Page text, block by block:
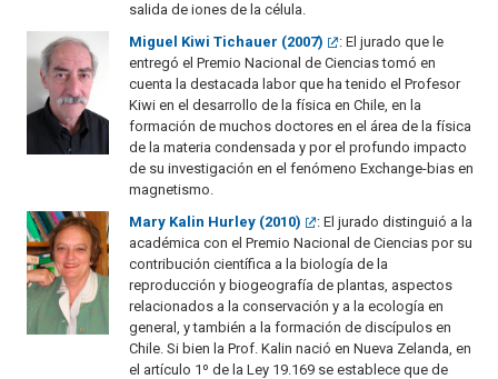
salida de iones de la célula.
Miguel Kiwi Tichauer (2007)
: El jurado que le
entregó el Premio Nacional de Ciencias tomó en
cuenta la destacada labor que ha tenido el Profesor
Kiwi en el desarrollo de la física en Chile, en la
formación de muchos doctores en el área de la física
de la materia condensada y por el profundo impacto
de su investigación en el fenómeno Exchange-bias en
magnetismo.
Mary Kalin Hurley (2010)
: El jurado distinguió a la
académica con el Premio Nacional de Ciencias por su
contribución científica a la biología de la
reproducción y biogeografía de plantas, aspectos
relacionados a la conservación y a la ecología en
general, y también a la formación de discípulos en
Chile. Si bien la Prof. Kalin nació en Nueva Zelanda, en
el artículo 1º de la Ley 19.169 se establece que de